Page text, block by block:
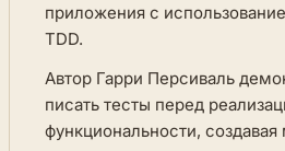
приложения с
TDD.
Автор Гарри Персиваль
писать тесты перед
функциональности,